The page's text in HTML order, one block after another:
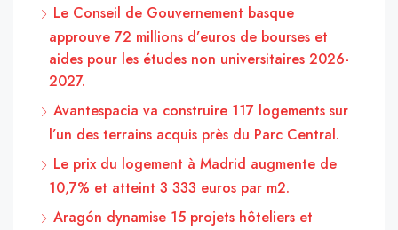
Le Conseil de Gouvernement basque
approuve 72 millions d’euros de bourses et
aides pour les études non universitaires 2026-
2027.
Avantespacia va construire 117 logements sur
l’un des terrains acquis près du Parc Central.
Le prix du logement à Madrid augmente de
10,7% et atteint 3 333 euros par m2.
Aragón dynamise 15 projets hôteliers et